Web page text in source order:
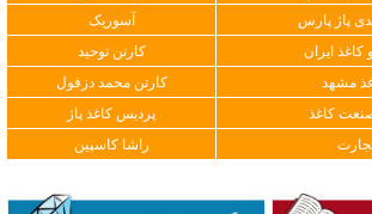
پاژ پارس
آسوریک
ایران
کارتن توحید
مشهد
کارتن محمد دزفول
کاغذ
پردیس کاغذ پاژ
راشا کاسپین